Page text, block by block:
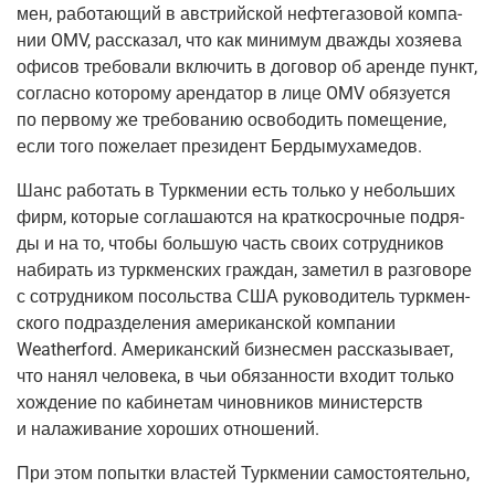
мен, рабо­та­ю­щий в австрий­ской неф­те­га­зо­вой ком­па­
нии OMV, рас­ска­зал, что как мини­мум два­жды хозя­е­ва
офи­сов тре­бо­ва­ли вклю­чить в дого­вор об арен­де пункт,
соглас­но кото­ро­му арен­да­тор в лице OMV обя­зу­ет­ся
по пер­во­му же тре­бо­ва­нию осво­бо­дить поме­ще­ние,
если того поже­ла­ет пре­зи­дент Бердымухамедов.
Шанс рабо­тать в Турк­ме­нии есть толь­ко у неболь­ших
фирм, кото­рые согла­ша­ют­ся на крат­ко­сроч­ные под­ря­
ды и на то, что­бы боль­шую часть сво­их сотруд­ни­ков
наби­рать из турк­мен­ских граж­дан, заме­тил в раз­го­во­ре
с сотруд­ни­ком посоль­ства США руко­во­ди­тель турк­мен­
ско­го под­раз­де­ле­ния аме­ри­кан­ской ком­па­нии
Weatherford. Аме­ри­кан­ский биз­нес­мен рас­ска­зы­ва­ет,
что нанял чело­ве­ка, в чьи обя­зан­но­сти вхо­дит толь­ко
хож­де­ние по каби­не­там чинов­ни­ков мини­стерств
и нала­жи­ва­ние хоро­ших отношений.
При этом попыт­ки вла­стей Турк­ме­нии само­сто­я­тель­но,